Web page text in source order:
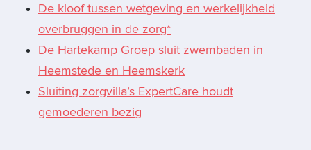
De kloof tussen wetgeving en werkelijkheid
overbruggen in de zorg*
De Hartekamp Groep sluit zwembaden in
Heemstede en Heemskerk
Sluiting zorgvilla’s ExpertCare houdt
gemoederen bezig